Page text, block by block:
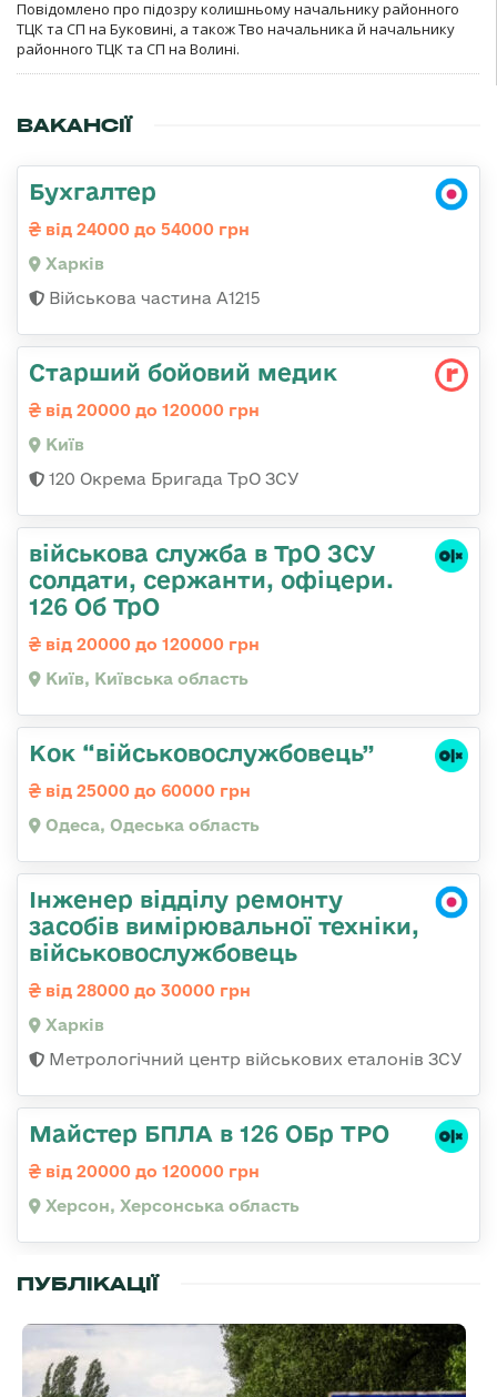
Повідомлено про підозру колишньому начальнику районного
ТЦК та СП на Буковині, а також Тво начальника й начальнику
районного ТЦК та СП на Волині.
ВАКАНСІЇ
Бухгалтер
від 24000 до 54000 грн
Харків
Військова частина А1215
Старший бойовий медик
від 20000 до 120000 грн
Київ
120 Окрема Бригада ТрО ЗСУ
військова служба в ТрО ЗСУ
солдати, сержанти, офіцери.
126 Об ТрО
від 20000 до 120000 грн
Київ, Київська область
Кок “військовослужбовець”
від 25000 до 60000 грн
Одеса, Одеська область
Інженер відділу ремонту
засобів вимірювальної техніки,
військовослужбовець
від 28000 до 30000 грн
Харків
Метрологічний центр військових еталонів ЗСУ
Майстер БПЛА в 126 ОБр ТРО
від 20000 до 120000 грн
Херсон, Херсонська область
ПУБЛІКАЦІЇ